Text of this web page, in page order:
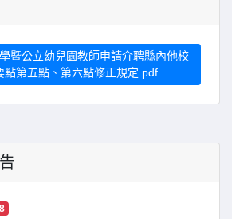
暨公立幼兒園教師申請介聘縣內他校
點第五點、第六點修正規定.pdf